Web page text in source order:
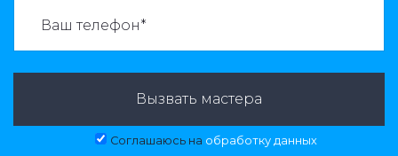
Вызвать мастера
Соглашаюсь на обработку данных